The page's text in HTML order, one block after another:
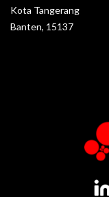
Kota Tangerang
Banten, 15137